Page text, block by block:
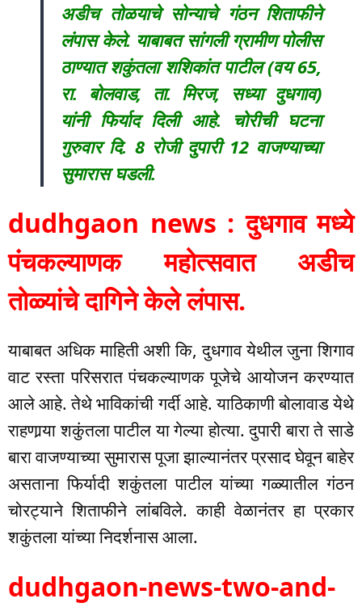
अडीच तोळयाचे सोन्याचे गंठन शिताफीने
लंपास केले. याबाबत सांगली ग्रामीण पोलीस
ठाण्यात शकुंतला शशिकांत पाटील (वय 65,
रा. बोलवाड, ता. मिरज, सध्या दुधगाव)
यांनी फिर्याद दिली आहे. चोरीची घटना
गुरुवार दि. 8 रोजी दुपारी 12 वाजण्याच्या
सुमारास घडली.
dudhgaon news : दुधगाव मध्ये
पंचकल्याणक महोत्सवात अडीच
तोळ्यांचे दागिने केले लंपास.
याबाबत अधिक माहिती अशी कि, दुधगाव येथील जुना शिगाव
वाट रस्ता परिसरात पंचकल्याणक पूजेचे आयोजन करण्यात
आले आहे. तेथे भाविकांची गर्दी आहे. याठिकाणी बोलावाड येथे
राहणार्‍या शकुंतला पाटील या गेल्या होत्या. दुपारी बारा ते साडे
बारा वाजण्याच्या सुमारास पूजा झाल्यानंतर प्रसाद घेवून बाहेर
असताना फिर्यादी शकुंतला पाटील यांच्या गळ्यातील गंठन
चोरट्याने शिताफीने लांबविले. काही वेळानंतर हा प्रकार
शकुंतला यांच्या निदर्शनास आला.
dudhgaon-news-two-and-